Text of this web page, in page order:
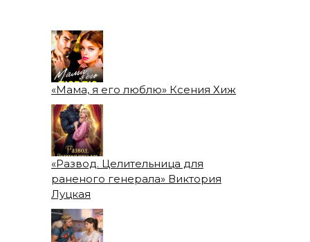
«Мама, я его люблю» Ксения Хиж
«Развод. Целительница для
раненого генерала» Виктория
Луцкая